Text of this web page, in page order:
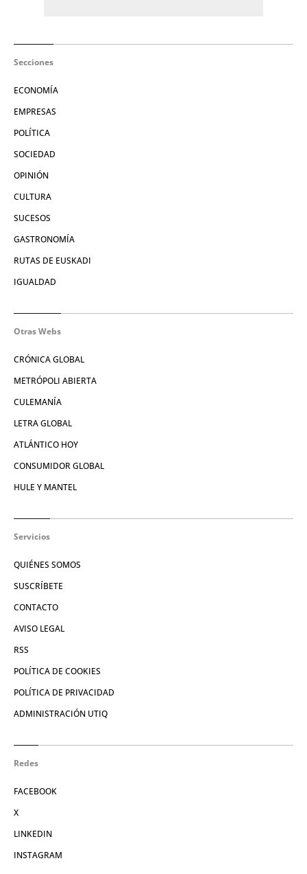
Secciones
ECONOMÍA
EMPRESAS
POLÍTICA
SOCIEDAD
OPINIÓN
CULTURA
SUCESOS
GASTRONOMÍA
RUTAS DE EUSKADI
IGUALDAD
Otras Webs
CRÓNICA GLOBAL
METRÓPOLI ABIERTA
CULEMANÍA
LETRA GLOBAL
ATLÁNTICO HOY
CONSUMIDOR GLOBAL
HULE Y MANTEL
Servicios
QUIÉNES SOMOS
SUSCRÍBETE
CONTACTO
AVISO LEGAL
RSS
POLÍTICA DE COOKIES
POLÍTICA DE PRIVACIDAD
ADMINISTRACIÓN UTIQ
Redes
FACEBOOK
X
LINKEDIN
INSTAGRAM